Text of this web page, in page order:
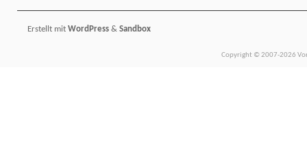
Erstellt mit WordPress & Sandbox
Copyright © 2007-2026